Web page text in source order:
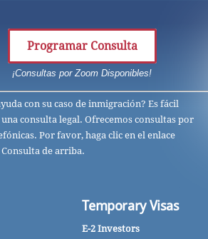
Programar Consulta
¡Consultas por Zoom Disponibles!
con su caso de inmigración? Es fácil
consulta legal. Ofrecemos consultas por
Por favor, haga clic en el enlace
de arriba.
Temporary Visas
E-2 Investors